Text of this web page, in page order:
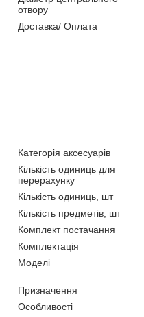
отвору
Доставка/ Оплата
Категорія аксесуарів
Кількість одиниць для
перерахунку
Кількість одиниць, шт
Кількість предметів, шт
Комплект постачання
Комплектація
Моделі
Призначення
Особливості